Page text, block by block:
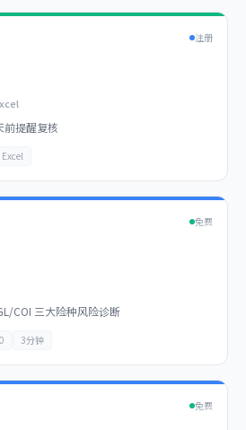
注册
前提醒复核
Excel
免费
COI 三大险种风险诊断
3分钟
免费